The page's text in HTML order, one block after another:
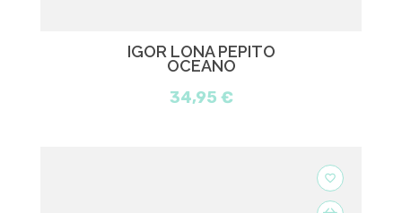
IGOR LONA PEPITO
OCEANO
34,95 €
favorite_border